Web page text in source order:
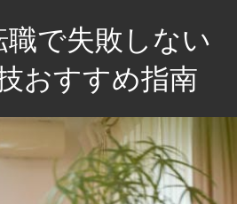
で失敗しない
おすすめ指南